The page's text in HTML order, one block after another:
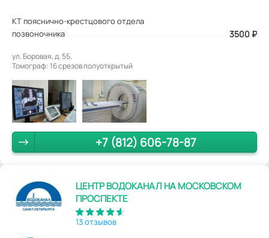
КТ пояснично-крестцового отдела
позвоночника
3500 ₽
ул. Боровая, д. 55.
Томограф: 16 срезов полуоткрытый
+7 (812) 606-78-87
ЦЕНТР ВОДОКАНАЛ НА МОСКОВСКОМ
ПРОСПЕКТЕ
13 отзывов